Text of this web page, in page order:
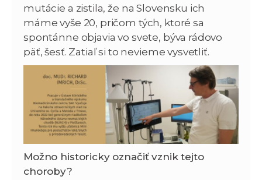
mutácie a zistila, že na Slovensku ich
máme vyše 20, pričom tých, ktoré sa
spontánne objavia vo svete, býva rádovo
päť, šesť. Zatiaľ si to nevieme vysvetliť.
Možno historicky označiť vznik tejto
choroby?